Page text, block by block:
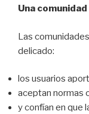
Una
Las
delicado:
los usuarios
aceptan normas
y confían en que